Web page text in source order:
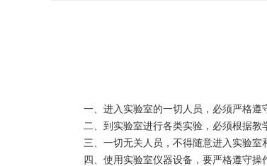
一、进入实验室的一切人员，必须严格遵
二、到实验室进行各类实验，必须根据教
三、一切无关人员，不得随意进入实验室
四、使用实验室仪器设备，要严格遵守操